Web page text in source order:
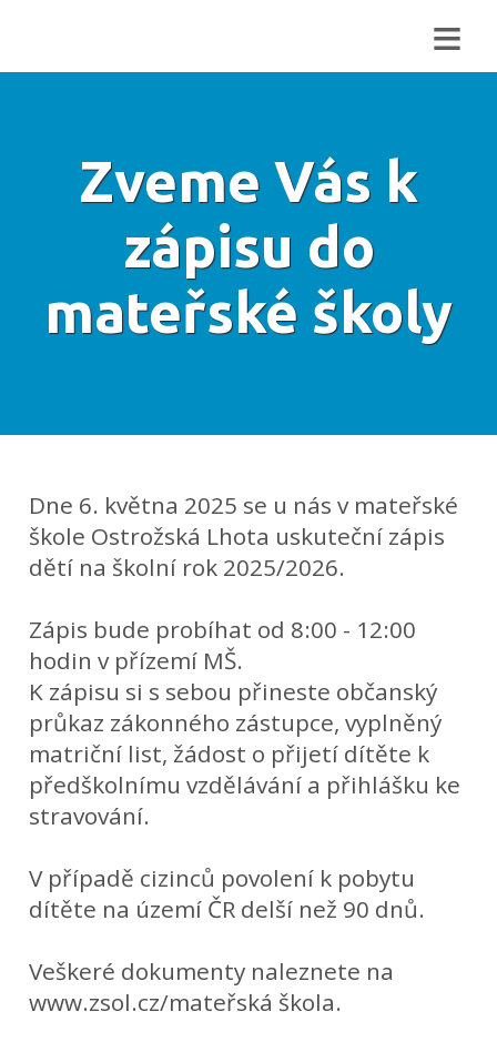
≡
Zveme Vás k
zápisu do
mateřské školy
Dne 6. května 2025 se u nás v mateřské
škole Ostrožská Lhota uskuteční zápis
dětí na školní rok 2025/2026.
Zápis bude probíhat od 8:00 - 12:00
hodin v přízemí MŠ.
K zápisu si s sebou přineste občanský
průkaz zákonného zástupce, vyplněný
matriční list, žádost o přijetí dítěte k
předškolnímu vzdělávání a přihlášku ke
stravování.
V případě cizinců povolení k pobytu
dítěte na území ČR delší než 90 dnů.
Veškeré dokumenty naleznete na
www.zsol.cz/mateřská škola.